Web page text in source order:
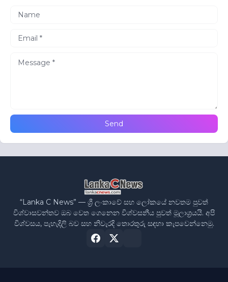
“Lanka C News” — ශ්‍රී ලංකාවේ සහ ලෝකයේ නවතම පුවත්
විශ්වාසවන්තව ඔබ වෙත ගෙනෙන විශ්වසනීය පුවත් මූලාශ්‍රයයි. අපි
විශ්වසය, පැහැදිලි බව සහ නිවැරදි තොරතුරු සඳහා කැපවෙන්නෙමු.